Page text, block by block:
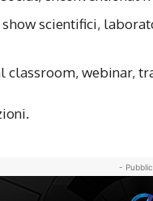
scientifici,
classroom, webinar,
-